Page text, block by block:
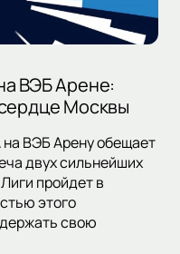
ВЭБ Арене:
Москвы
ВЭБ Арену обещает
двух сильнейших
пройдет в
этого
свою